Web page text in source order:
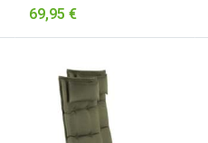
69,95 €